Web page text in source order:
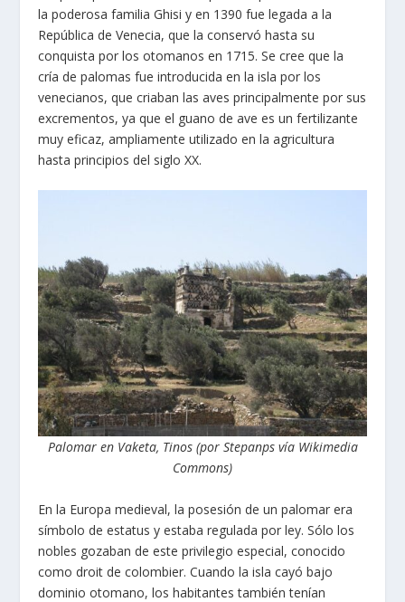
la poderosa familia Ghisi y en 1390 fue legada a la
República de Venecia, que la conservó hasta su
conquista por los otomanos en 1715. Se cree que la
cría de palomas fue introducida en la isla por los
venecianos, que criaban las aves principalmente por sus
excrementos, ya que el guano de ave es un fertilizante
muy eficaz, ampliamente utilizado en la agricultura
hasta principios del siglo XX.
Palomar en Vaketa, Tinos (por Stepanps vía Wikimedia
Commons)
En la Europa medieval, la posesión de un palomar era
símbolo de estatus y estaba regulada por ley. Sólo los
nobles gozaban de este privilegio especial, conocido
como droit de colombier. Cuando la isla cayó bajo
dominio otomano, los habitantes también tenían